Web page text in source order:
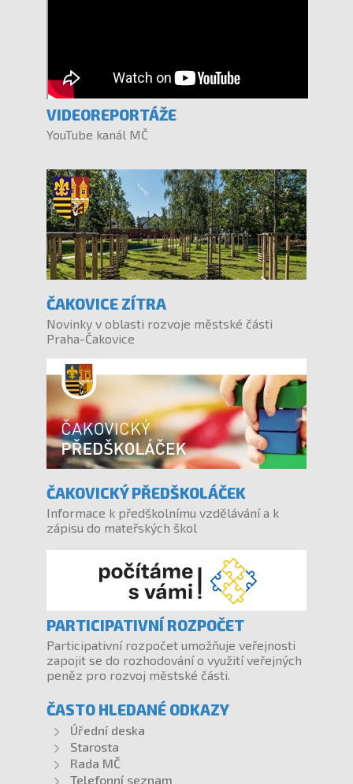
VIDEOREPORTÁŽE
YouTube kanál MČ
ČAKOVICE ZÍTRA
Novinky v oblasti rozvoje městské části
Praha-Čakovice
ČAKOVICKÝ PŘEDŠKOLÁČEK
Informace k předškolnímu vzdělávání a k
zápisu do mateřských škol
PARTICIPATIVNÍ ROZPOČET
Participativní rozpočet umožňuje veřejnosti
zapojit se do rozhodování o využití veřejných
peněz pro rozvoj městské části.
ČASTO HLEDANÉ ODKAZY
Úřední deska
Starosta
Rada MČ
Telefonní seznam